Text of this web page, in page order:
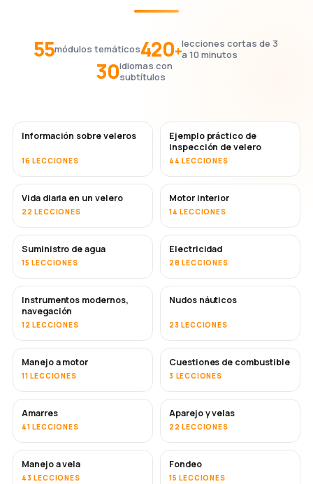
55módulos temáticos420+lecciones cortas de 3
a 10 minutos
30idiomas con
subtítulos
Información sobre veleros
16 LECCIONES
Ejemplo práctico de
inspección de velero
44 LECCIONES
Vida diaria en un velero
22 LECCIONES
Motor interior
14 LECCIONES
Suministro de agua
15 LECCIONES
Electricidad
28 LECCIONES
Instrumentos modernos,
navegación
12 LECCIONES
Nudos náuticos
23 LECCIONES
Manejo a motor
11 LECCIONES
Cuestiones de combustible
3 LECCIONES
Amarres
41 LECCIONES
Aparejo y velas
22 LECCIONES
Manejo a vela
43 LECCIONES
Fondeo
15 LECCIONES